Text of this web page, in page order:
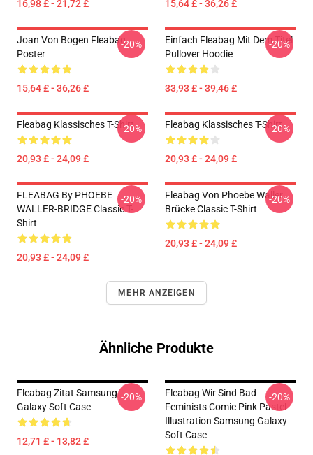
16,98 £ - 21,72 £ 15,64 £ - 36,26 £
Joan Von Bogen Fleabag
Poster
15,64 £ - 36,26 £
-20%
Einfach Fleabag Mit Dem Titel
Pullover Hoodie
33,93 £ - 39,46 £
-20%
Fleabag Klassisches T-Shirt
20,93 £ - 24,09 £
-20% Fleabag Klassisches T-Shirt
20,93 £ - 24,09 £
-20%
FLEABAG By PHOEBE
WALLER-BRIDGE Classic T-
Shirt
20,93 £ - 24,09 £
-20%
Fleabag Von Phoebe Waller
Brücke Classic T-Shirt
20,93 £ - 24,09 £
-20%
MEHR ANZEIGEN
Ähnliche Produkte
Fleabag Zitat Samsung
Galaxy Soft Case
12,71 £ - 13,82 £
-20%
Fleabag Wir Sind Bad
Feminists Comic Pink Pastel
Illustration Samsung Galaxy
Soft Case
-20%